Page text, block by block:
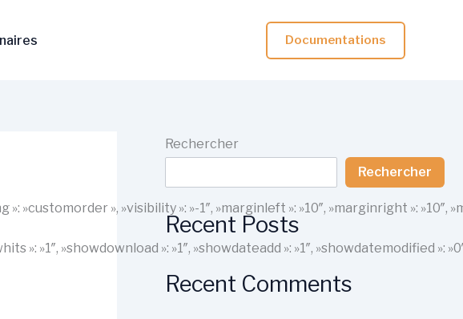
Documentations
», »visibility »: »-1″, »marginleft »: »10″, »marginright »:
»: »1″, »showdownload »: »1″, »showdateadd »: »1″,
Rechercher
Rechercher
Recent Posts
Recent Comments